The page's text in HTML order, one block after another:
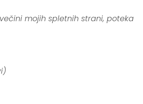
mojih spletnih strani, poteka